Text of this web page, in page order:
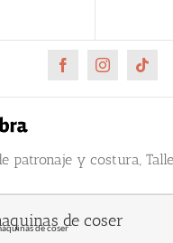
FacebookInstagramTiktok
patronaje y costura,
de coser
de coser